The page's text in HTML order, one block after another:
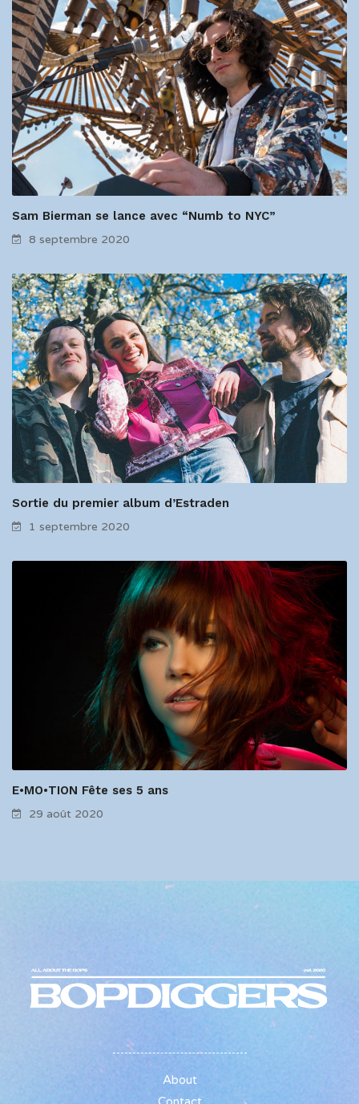
Sam Bierman se lance avec “Numb to NYC”
8 septembre 2020
Sortie du premier album d’Estraden
1 septembre 2020
E•MO•TION Fête ses 5 ans
29 août 2020
About